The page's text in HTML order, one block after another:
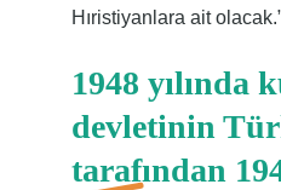
Hıristiyanlara ait
1948 yılında
devletinin
tarafından